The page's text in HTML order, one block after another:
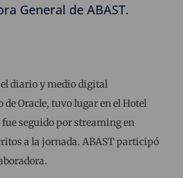
General de ABAST.
diario y medio digital
Oracle, tuvo lugar en el Hotel
seguido por streaming en
a la jornada. ABAST participó